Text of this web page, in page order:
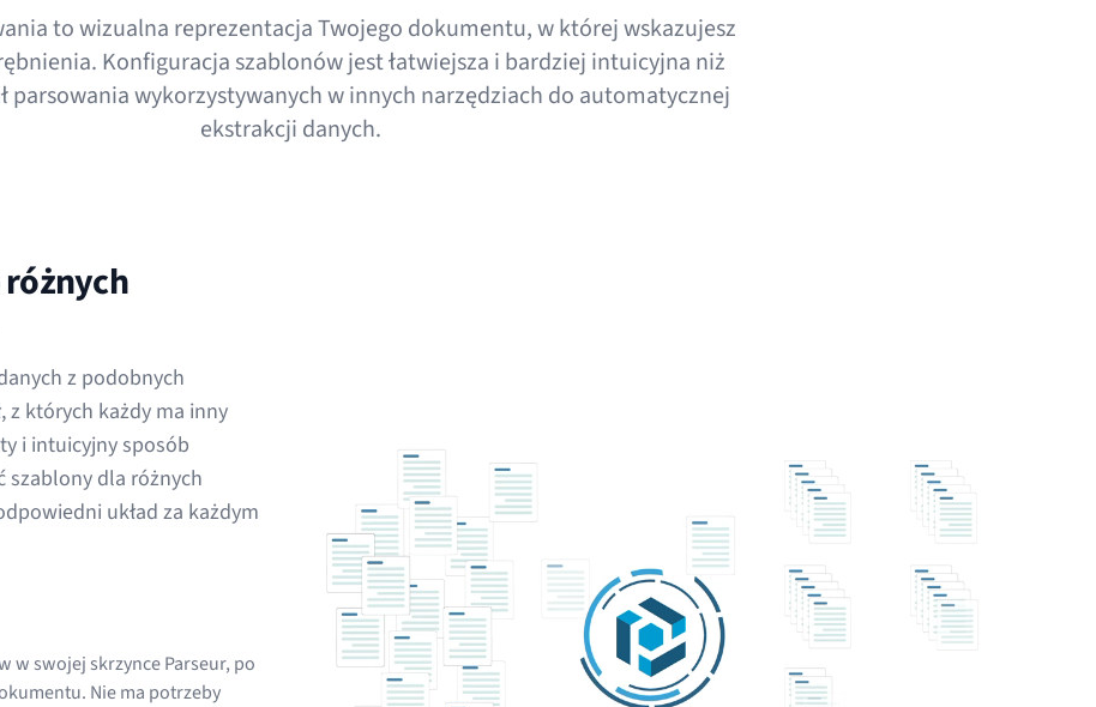
to wizualna reprezentacja Twojego dokumentu, w której wskazujesz
Konfiguracja szablonów jest łatwiejsza i bardziej intuicyjna niż
parsowania wykorzystywanych w innych narzędziach do automatycznej
ekstrakcji danych.
z podobnych
z których każdy ma inny
i intuicyjny sposób
szablony dla różnych
układ za każdym
w swojej skrzynce Parseur, po
Nie ma potrzeby